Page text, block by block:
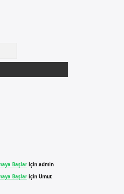
Başlariçin admin
Başlariçin Umut